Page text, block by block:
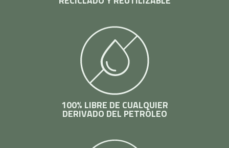
100% LIBRE DE CUALQUIER
DERIVADO DEL PETRÓLEO